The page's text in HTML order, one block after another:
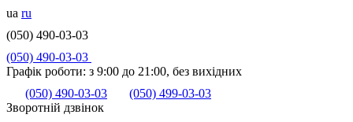
ua ru
(050) 490-03-03
(050) 490-03-03
Графік роботи: з 9:00 до 21:00, без вихідних
(050) 490-03-03
(050) 499-03-03
Зворотній дзвінок